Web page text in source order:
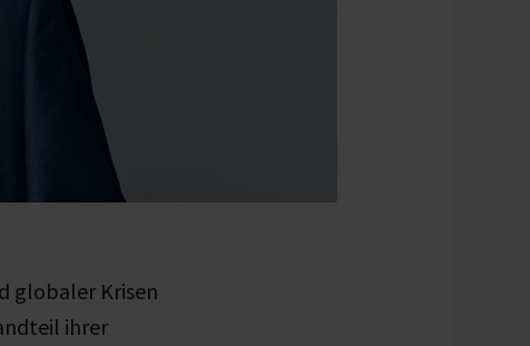
globaler Krisen
ihrer